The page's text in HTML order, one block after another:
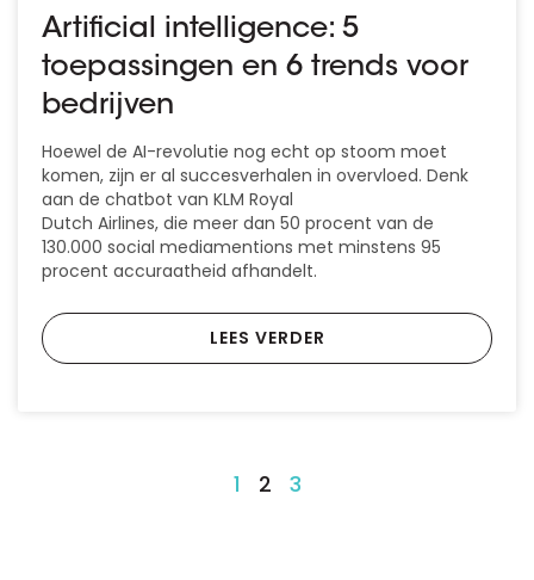
Artificial intelligence: 5
toepassingen en 6 trends voor
bedrijven
Hoewel de AI-revolutie nog echt op stoom moet
komen, zijn er al succesverhalen in overvloed. Denk
aan de chatbot van KLM Royal
Dutch Airlines, die meer dan 50 procent van de
130.000 social mediamentions met minstens 95
procent accuraatheid afhandelt.
LEES VERDER
1 2 3